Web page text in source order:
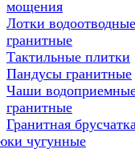
мощения
Лотки водоотводные
гранитные
Тактильные плитки
Пандусы гранитные
Чаши
гранитные
Гранитная